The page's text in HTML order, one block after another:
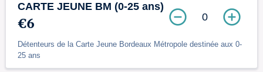
CARTE JEUNE BM (0-25 ans)
€6
Détenteurs de la Carte Jeune Bordeaux Métropole destinée aux 0-
25 ans
0